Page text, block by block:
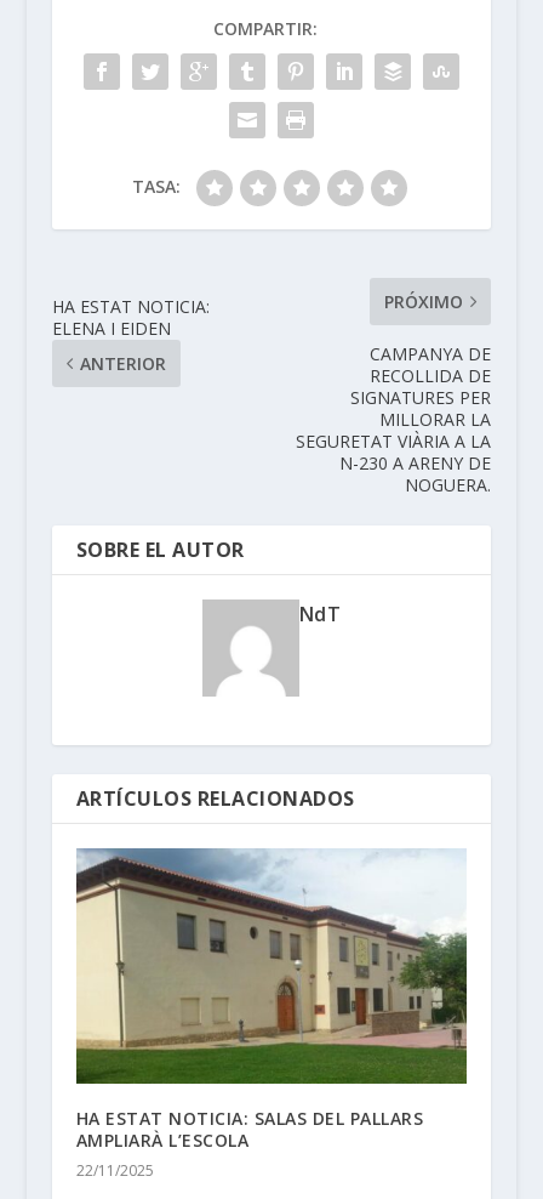
COMPARTIR:
TASA:
HA ESTAT NOTICIA:
ELENA I EIDEN
ANTERIOR
PRÓXIMO
CAMPANYA DE
RECOLLIDA DE
SIGNATURES PER
MILLORAR LA
SEGURETAT VIÀRIA A LA
N-230 A ARENY DE
NOGUERA.
SOBRE EL AUTOR
NdT
ARTÍCULOS RELACIONADOS
HA ESTAT NOTICIA: SALAS DEL PALLARS
AMPLIARÀ L’ESCOLA
22/11/2025